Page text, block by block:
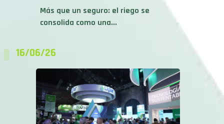
Más que un seguro: el riego se
consolida como una...
16/06/26